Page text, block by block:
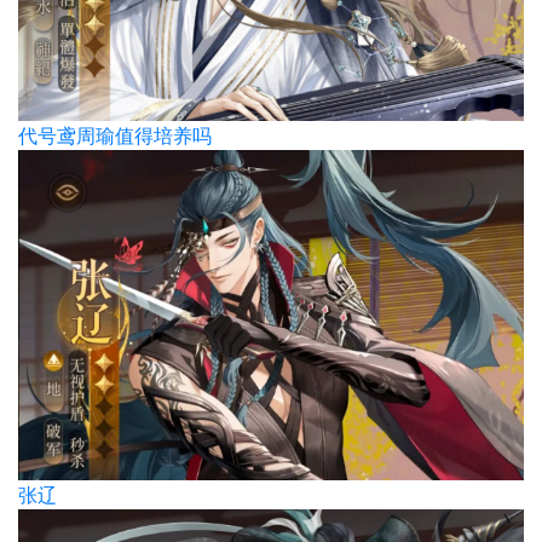
代号鸢周瑜值得培养吗
张辽